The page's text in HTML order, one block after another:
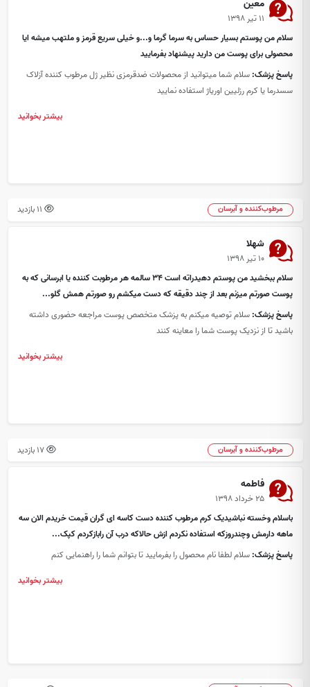
معین
۱۱ تیر ۱۳۹۸
سلام من پوستم بسیار حساس به سرما گرما و...و خیلی سریع قرمز و ملتهب میشه ایا
محصولی برای پوست من دارید پیشنهاد بفرمایید
پاسخ پزشک: سلام شما میتوانید از محصولات ضدقرمزی نظیر ژل مرطوب کننده آزلاک
سسدرما یا کرم رزلیین اوریاژ استفاده نمایید
بیشتر بخوانید
مرطوب‌کننده و آبرسان
شهلا
۱۰ تیر ۱۳۹۸
سلام ببخشید من پوستم دهیدراته است 34 سالمه هر مرطوبت کننده یا ابرسانی که به
پوست صورتم میزنم بعد از چند دقیقه که دست میکشم رو صورتم همش گلو...
پاسخ پزشک: سلام توصیه میکنم به پزشک متخصص پوست مراجعه حضوری داشته
باشید تا از نزدیک پوست شما را معاینه کنند
بیشتر بخوانید
مرطوب‌کننده و آبرسان 17 بازدید
فاطمه
۲۵ خرداد ۱۳۹۸
باسلام وخسته نباشیدیک کرم مرطوب کننده دست کاسه ای گران قیمت خریدم الان سه
ماهه دارمش وچندروزکه استفاده نکردم ازش حالاکه درب آن رابازکردم کپک...
پاسخ پزشک: سلام لطفا نام محصول را بفرمایید تا بتوانم شما را راهنمایی کنم
بیشتر بخوانید